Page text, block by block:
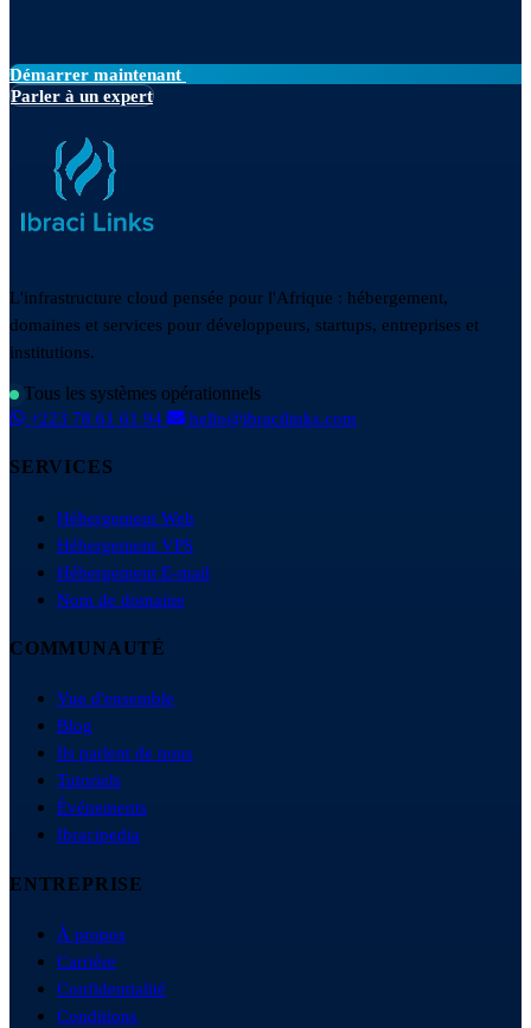
Démarrer maintenant
Parler à un expert
L'infrastructure cloud pensée pour l'Afrique : hébergement,
domaines et services pour développeurs, startups, entreprises et
institutions.
Tous les systèmes opérationnels
+223 78 61 61 94
hello@ibracilinks.com
SERVICES
Hébergement Web
Hébergement VPS
Hébergement E-mail
Nom de domaine
COMMUNAUTÉ
Vue d'ensemble
Blog
Ils parlent de nous
Tutoriels
Événements
Ibracipedia
ENTREPRISE
À propos
Carrière
Confidentialité
Conditions